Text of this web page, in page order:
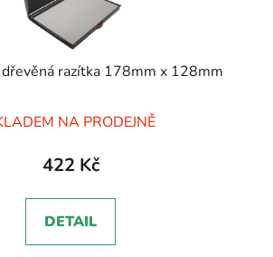
razítka 178mm x 128mm
hodnocení
produktu
5,0
z
NA PRODEJNĚ
422 Kč
DETAIL